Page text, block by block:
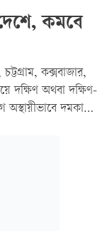
কমবে
কক্সবাজার,
দক্ষিণ অথবা দক্ষিণ-
অস্থায়ীভাবে দমকা